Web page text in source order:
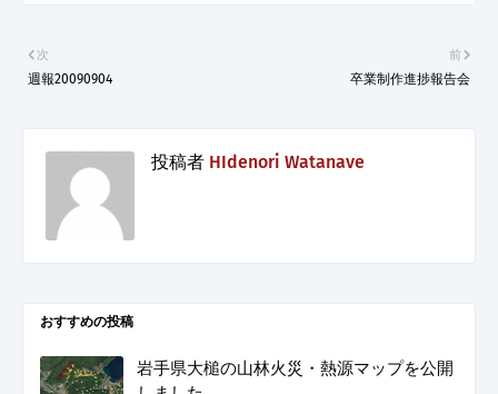
前
卒業制作進捗報告会
次
週報20090904
投稿者 HIdenori Watanave
おすすめの投稿
岩手県大槌の山林火災・熱源マップを公開